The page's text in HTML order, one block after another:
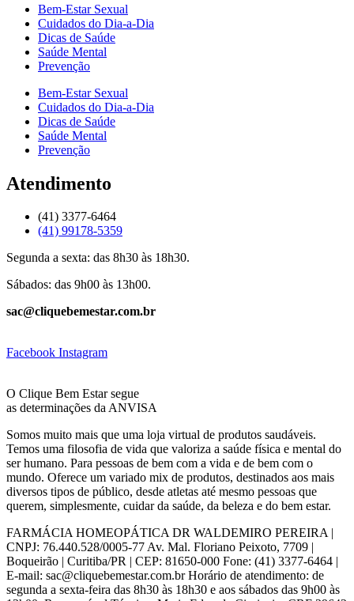
Bem-Estar Sexual
Cuidados do Dia-a-Dia
Dicas de Saúde
Saúde Mental
Prevenção
Bem-Estar Sexual
Cuidados do Dia-a-Dia
Dicas de Saúde
Saúde Mental
Prevenção
Atendimento
(41) 3377-6464
(41) 99178-5359
Segunda a sexta: das 8h30 às 18h30.
Sábados: das 9h00 às 13h00.
sac@cliquebemestar.com.br
Facebook Instagram
O Clique Bem Estar segue
as determinações da ANVISA
Somos muito mais que uma loja virtual de produtos saudáveis.
Temos uma filosofia de vida que valoriza a saúde física e mental do
ser humano. Para pessoas de bem com a vida e de bem com o
mundo. Oferece um variado mix de produtos, destinados aos mais
diversos tipos de público, desde atletas até mesmo pessoas que
querem, simplesmente, cuidar da saúde, da beleza e do bem estar.
FARMÁCIA HOMEOPÁTICA DR WALDEMIRO PEREIRA |
CNPJ: 76.440.528/0005-77 Av. Mal. Floriano Peixoto, 7709 |
Boqueirão | Curitiba/PR | CEP: 81650-000 Fone: (41) 3377-6464 |
E-mail: sac@cliquebemestar.com.br Horário de atendimento: de
segunda a sexta-feira das 8h30 às 18h30 e aos sábados das 9h00 às